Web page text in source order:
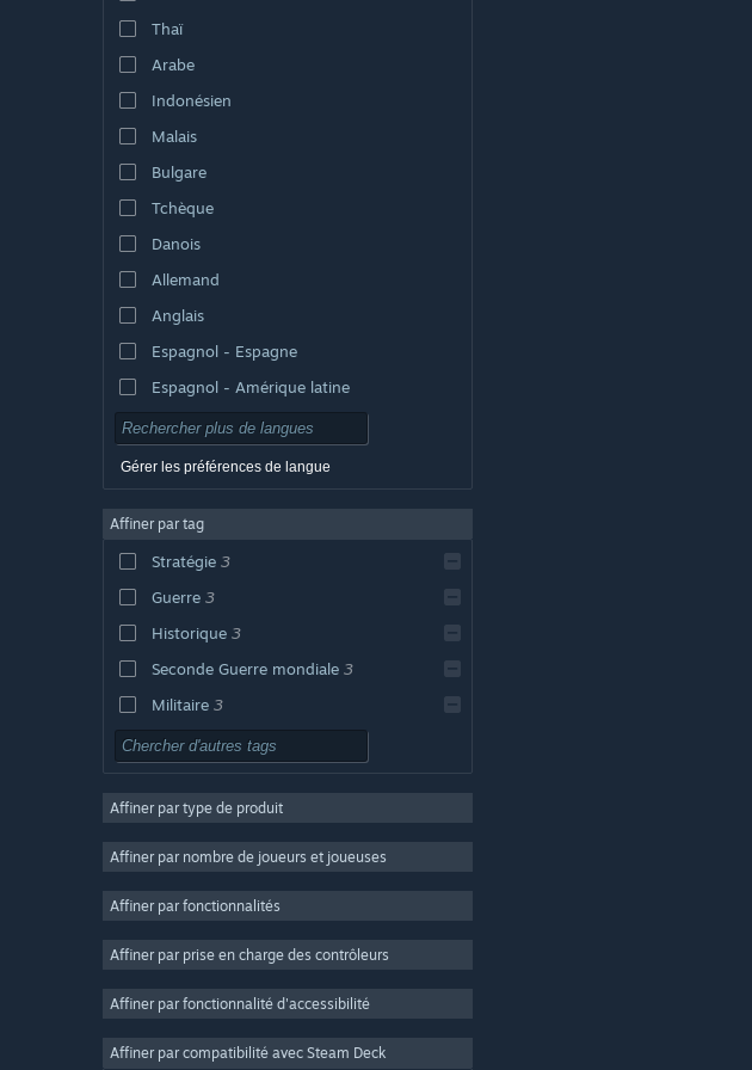
Thaï
Arabe
Indonésien
Malais
Bulgare
Tchèque
Danois
Allemand
Anglais
Espagnol - Espagne
Espagnol - Amérique latine
Gérer les préférences de langue
Affiner par tag
Stratégie 3
Guerre 3
Historique 3
Seconde Guerre mondiale 3
Militaire 3
Jeu solo 3
Aventure
Conception et illustration
Free-to-play
RPG
Accès anticipé
Affiner par type de produit
Affiner par nombre de joueurs et joueuses
Affiner par fonctionnalités
Affiner par prise en charge des contrôleurs
Affiner par fonctionnalité d'accessibilité
Affiner par compatibilité avec Steam Deck